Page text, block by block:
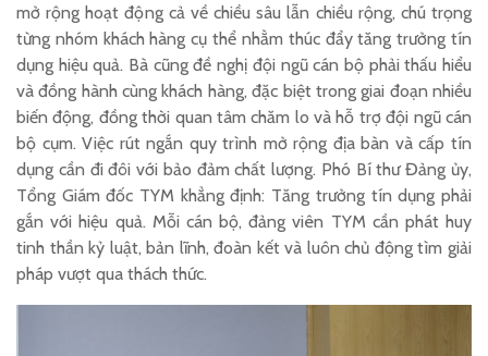
mở rộng hoạt động cả về chiều sâu lẫn chiều rộng, chú trọng
từng nhóm khách hàng cụ thể nhằm thúc đẩy tăng trưởng tín
dụng hiệu quả. Bà cũng đề nghị đội ngũ cán bộ phải thấu hiểu
và đồng hành cùng khách hàng, đặc biệt trong giai đoạn nhiều
biến động, đồng thời quan tâm chăm lo và hỗ trợ đội ngũ cán
bộ cụm. Việc rút ngắn quy trình mở rộng địa bàn và cấp tín
dụng cần đi đôi với bảo đảm chất lượng. Phó Bí thư Đảng ủy,
Tổng Giám đốc TYM khẳng định: Tăng trưởng tín dụng phải
gắn với hiệu quả. Mỗi cán bộ, đảng viên TYM cần phát huy
tinh thần kỷ luật, bản lĩnh, đoàn kết và luôn chủ động tìm giải
pháp vượt qua thách thức.